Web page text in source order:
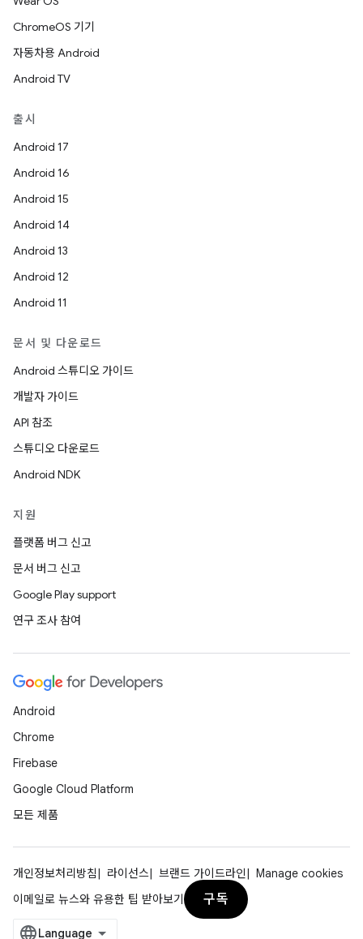
ChromeOS 기기
자동차용 Android
Android TV
출시
Android 17
Android 16
Android 15
Android 14
Android 13
Android 12
Android 11
문서 및 다운로드
Android 스튜디오 가이드
개발자 가이드
API 참조
스튜디오 다운로드
Android NDK
지원
플랫폼 버그 신고
문서 버그 신고
Google Play support
연구 조사 참여
Android
Chrome
Firebase
Google Cloud Platform
모든 제품
개인정보처리방침 라이선스 브랜드 가이드라인
Manage cookies
이메일로 뉴스와 유용한 팁 받아보기
구독